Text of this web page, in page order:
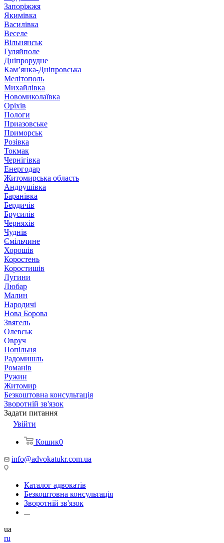
Запоріжжя
Якимівка
Василівка
Веселе
Вільнянськ
Гуляйполе
Дніпрорудне
Кам’янка-Дніпровська
Мелітополь
Михайлівка
Новомиколаївка
Оріхів
Пологи
Приазовське
Приморськ
Розівка
Токмак
Чернігівка
Енергодар
Житомирська область
Андрушівка
Баранівка
Бердичів
Брусилів
Черняхів
Чуднів
Ємільчине
Хорошів
Коростень
Коростишів
Лугини
Любар
Малин
Народичі
Нова Борова
Звягель
Олевськ
Овруч
Попільня
Радомишль
Романів
Ружин
Житомир
Безкоштовна консультація
Зворотній зв'язок
Задати питання
Увійти
Кошик0
info@advokatukr.com.ua
Каталог адвокатів
Безкоштовна консультація
Зворотній зв'язок
...
ua
ru